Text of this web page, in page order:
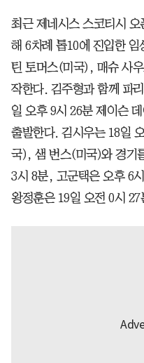
최근 제네시스 스코티시
해 6차례 톱10에 진입한
틴 토머스(미국), 매슈 사
작한다. 김주형과 함께 파
일 오후 9시 26분 제이슨
출발한다. 김시우는 18일
국), 샘 번스(미국)와 경기
3시 8분, 고군택은 오후 6
왕정훈은 19일 오전 0시